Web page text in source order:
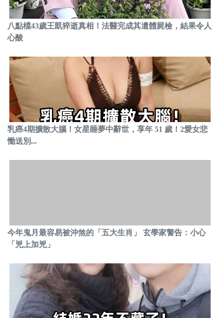
八點檔43歲王凱猝逝真相！法醫完成其遺體屍檢，結果令人
心酸
乳癌4期擴散大腦！女星睡夢中辭世，享年 51 歲！2愛女悲
慟送別...
今年鬼月最容易被沖煞的「五大生肖」 玄學家警告：小心
「兇上加兇」